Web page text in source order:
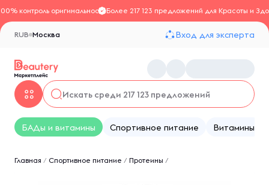
контроль оригинальностиБолее 217 123 предложений для Красоты и
Москва
RUB Вход для эксперта
БАДы и витамины Спортивное питание Витамины
Главная / Спортивное питание / Протеины /